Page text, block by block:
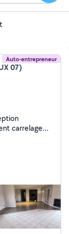
Auto-entrepreneur
07)
carrelage
À bientôt